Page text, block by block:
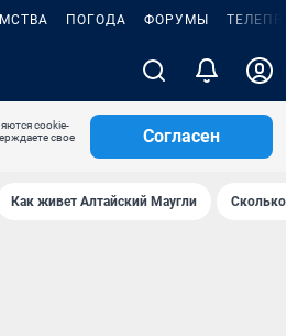
ПОГОДА ФОРУМЫ
cookie-
свое
Согласен
Как живет Алтайский Маугли